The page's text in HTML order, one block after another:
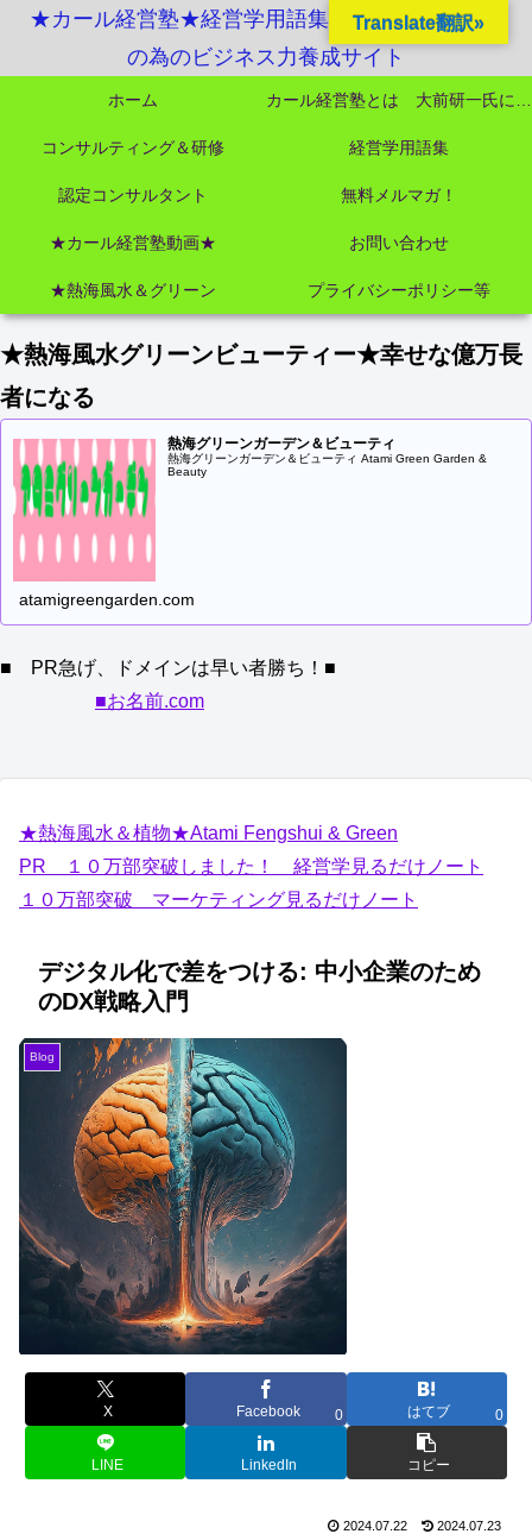
★カール経営塾★経営学用語集起業独立成功MBA
の為のビジネス力養成サイト
ホーム
コンサルティング＆研修 経営学用語集
認定コンサルタント 無料メルマガ！
★カール経営塾動画★ お問い合わせ
★熱海風水＆グリーン プライバシーポリシー等
★熱海風水グリーンビューティー★幸せな億万長
者になる
熱海グリーンガーデン＆ビューティ
熱海グリーンガーデン＆ビューティ Atami Green Garden &
Beauty
atamigreengarden.com
■ PR急げ、ドメインは早い者勝ち！■
■お名前.com
★熱海風水＆植物★Atami Fengshui & Green
PR １０万部突破しました！ 経営学見るだけノート
１０万部突破 マーケティング見るだけノート
デジタル化で差をつける: 中小企業のため
のDX戦略入門
Blog
X Facebook 0 はてブ 0
LINE LinkedIn コピー
2024.07.22 2024.07.23
Translate翻訳»